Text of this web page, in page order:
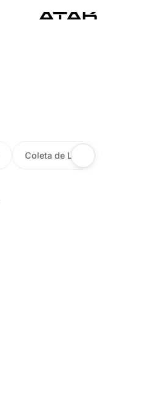
Coleta de Leite